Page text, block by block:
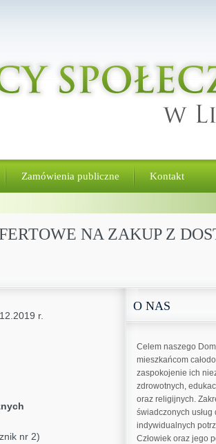
Zamówienia publiczne Kontakt
NA ZAKUP Z
O NAS
Celem naszego
mieszkańcom
zaspokojenie ich
zdrowotnych,
oraz religijnych.
świadczonych
indywidualnych
Człowiek oraz jego
r.
nr 2)